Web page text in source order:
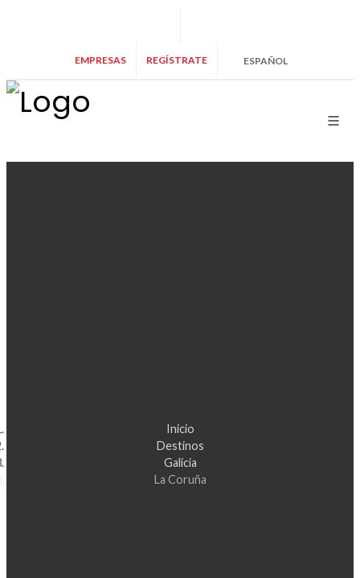
EMPRESAS REGÍSTRATE ESPAÑOL
Inicio
Destinos
Galicia
La Coruña